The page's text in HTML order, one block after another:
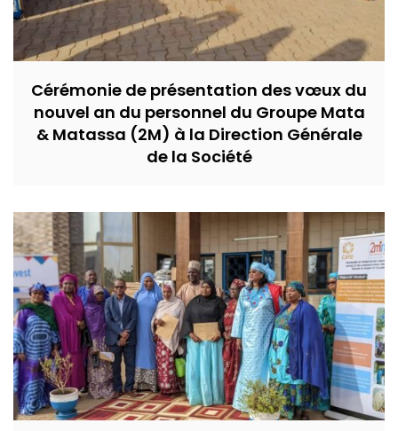
Cérémonie de présentation des vœux du
nouvel an du personnel du Groupe Mata
& Matassa (2M) à la Direction Générale
de la Société